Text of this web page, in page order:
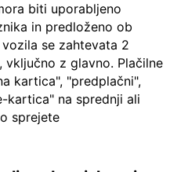
biti uporabljeno
in predloženo ob
se zahtevata 2
z glavno. Plačilne
kartica", "predplačni",
kartica" na sprednji ali
sprejete